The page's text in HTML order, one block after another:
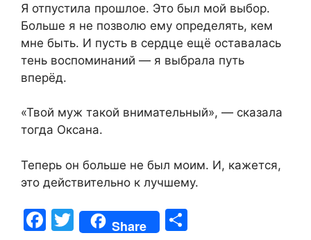
Я отпустила прошлое. Это был мой выбор.
Больше я не позволю ему определять, кем
мне быть. И пусть в сердце ещё оставалась
тень воспоминаний — я выбрала путь
вперёд.
«Твой муж такой внимательный», — сказала
тогда Оксана.
Теперь он больше не был моим. И, кажется,
это действительно к лучшему.
F
T
Share